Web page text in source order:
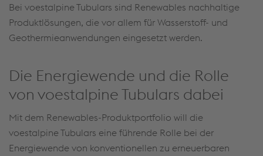
Bei voestalpine Tubulars sind Renewables nachhaltige
Produktlösungen, die vor allem für Wasserstoff- und
Geothermieanwendungen eingesetzt werden.
Die Energiewende und die Rolle
von voestalpine Tubulars dabei
Mit dem Renewables-Produktportfolio will die
voestalpine Tubulars eine führende Rolle bei der
Energiewende von konventionellen zu erneuerbaren